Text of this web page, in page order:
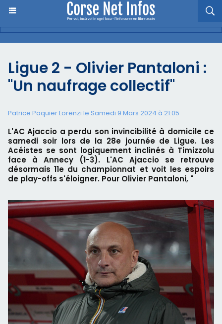
Ligue 2 - Olivier Pantaloni :
"Un naufrage collectif"
Patrice Paquier Lorenzi le Samedi 9 Mars 2024 à 21:05
L'AC Ajaccio a perdu son invincibilité à domicile ce
samedi soir lors de la 28e journée de Ligue. Les
Acéistes se sont logiquement inclinés à Timizzolu
face à Annecy (1-3). L'AC Ajaccio se retrouve
désormais 11e du championnat et voit les espoirs
de play-offs s'éloigner. Pour Olivier Pantaloni, "